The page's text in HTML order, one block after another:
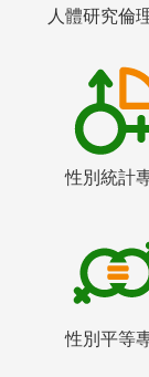
人體研究倫
性別統計
性別平等